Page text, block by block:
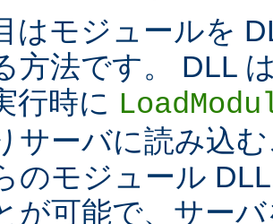
はモジュールを
方法です。 DLL
行時に
サーバに読み込
のモジュール
が可能で、サー